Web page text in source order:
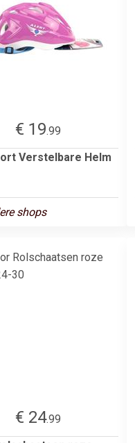
€ 19.99
Verstelbare Helm
shops
€ 24.99